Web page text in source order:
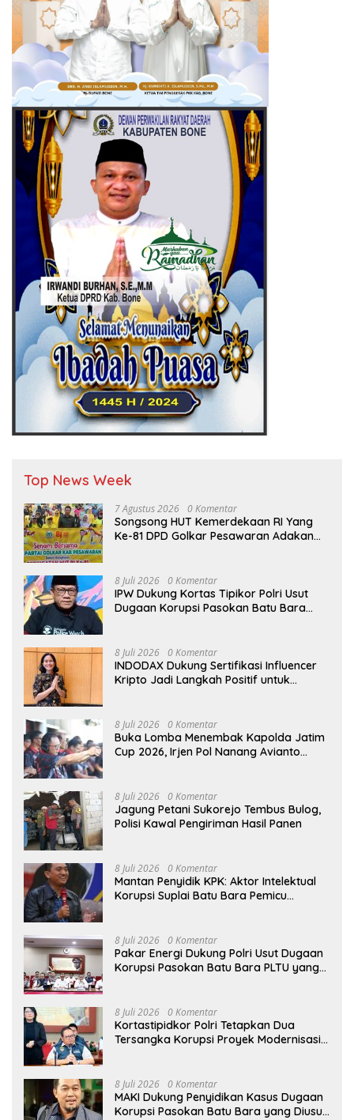
Top News Week
7 Agustus 2026 0 Komentar
Songsong HUT Kemerdekaan RI Yang
Ke-81 DPD Golkar Pesawaran Adakan
8 Juli 2026 0 Komentar
IPW Dukung Kortas Tipikor Polri Usut
Dugaan Korupsi Pasokan Batu Bara
8 Juli 2026 0 Komentar
INDODAX Dukung Sertifikasi Influencer
Kripto Jadi Langkah Positif untuk
8 Juli 2026 0 Komentar
Buka Lomba Menembak Kapolda Jatim
Cup 2026, Irjen Pol Nanang Avianto
8 Juli 2026 0 Komentar
Jagung Petani Sukorejo Tembus Bulog,
Polisi Kawal Pengiriman Hasil Panen
8 Juli 2026 0 Komentar
Mantan Penyidik KPK: Aktor Intelektual
Korupsi Suplai Batu Bara Pemicu
8 Juli 2026 0 Komentar
Pakar Energi Dukung Polri Usut Dugaan
Korupsi Pasokan Batu Bara PLTU yang
8 Juli 2026 0 Komentar
Kortastipidkor Polri Tetapkan Dua
Tersangka Korupsi Proyek Modernisasi
8 Juli 2026 0 Komentar
MAKI Dukung Penyidikan Kasus Dugaan
Korupsi Pasokan Batu Bara yang Diusut